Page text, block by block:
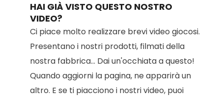
HAI GIÀ VISTO QUESTO NOSTRO
VIDEO?
Ci piace molto realizzare brevi video giocosi.
Presentano i nostri prodotti, filmati della
nostra fabbrica... Dai un'occhiata a questo!
Quando aggiorni la pagina, ne apparirà un
altro. E se ti piacciono i nostri video, puoi